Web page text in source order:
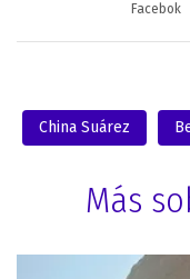
Facebok
China Suárez
Más